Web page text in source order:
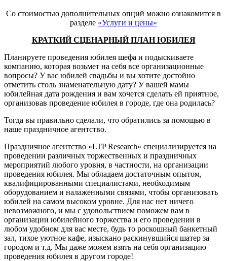
Со стоимостью дополнительных опций можно ознакомится в
разделе «Услуги и цены»
КРАТКИЙ СЦЕНАРНЫЙ ПЛАН ЮБИЛЕЯ
Планируете проведения юбилея шефа и подыскиваете
компанию, которая возьмет на себя все организационные
вопросы? У вас юбилей свадьбы и вы хотите достойно
отметить столь знаменательную дату? У вашей мамы
юбилейная дата рождения и вам хочется сделать ей приятное,
организовав проведение юбилея в городе, где она родилась?
Тогда вы правильно сделали, что обратились за помощью в
наше праздничное агентство.
Праздничное агентство «LTP Research» специализируется на
проведении различных торжественных и праздничных
мероприятий любого уровня, в частности, на организации
проведения юбилея. Мы обладаем достаточным опытом,
квалифицированными специалистами, необходимым
оборудованием и налаженными связями, чтобы организовать
юбилей на самом высоком уровне. Для нас нет ничего
невозможного, и мы с удовольствием поможем вам в
организации юбилейного торжества и его проведении в
любом удобном для вас месте, будь то роскошный банкетный
зал, тихое уютное кафе, изыскано раскинувшийся шатер за
городом и т.д. Мы даже можем взять на себя организацию
проведения юбилея в другом городе!